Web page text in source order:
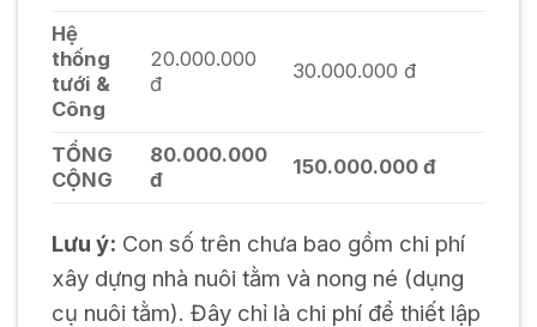
Hệ
thống
tưới &
Công
20.000.000
đ
30.000.000 đ
TỔNG
CỘNG
80.000.000
đ
150.000.000 đ
Lưu ý: Con số trên chưa bao gồm chi phí
xây dựng nhà nuôi tằm và nong né (dụng
cụ nuôi tằm). Đây chỉ là chi phí để thiết lập